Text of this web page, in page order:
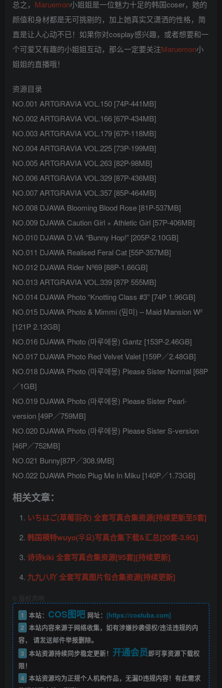
总之， Maruemon小姐姐是一位魅力十足的韩国coser，她的
颜值和身材都是无可挑剔的，加上她真实又潇洒的性格，简
直是让人心动不已！如果你对cosplay感兴趣，或者想要和一
个可爱又有趣的小姐姐互动，那么一定要关注Maruemon小
姐姐的直播哦！
资源目录
NO.001 ARTGRAVIA VOL.150 [74P-441MB]
NO.002 ARTGRAVIA VOL.166 [67P-434MB]
NO.003 ARTGRAVIA VOL.179 [67P-118MB]
NO.004 ARTGRAVIA VOL.225 [73P-199MB]
NO.005 ARTGRAVIA VOL.263 [82P-98MB]
NO.006 ARTGRAVIA VOL.329 [87P-436MB]
NO.007 ARTGRAVIA VOL.357 [85P-464MB]
NO.008 DJAWA Blooming Blood Rose [81P-537MB]
NO.009 DJAWA Caution Girl × Athletic Girl [57P-406MB]
NO.010 DJAWA D.VA “Bunny Hop!” [205P-2.10GB]
NO.011 DJAWA Realised Feral Cat [55P-357MB]
NO.012 DJAWA Rider Nº69 [88P-1.66GB]
NO.013 ARTGRAVIA VOL.339 [87P 555MB]
NO.014 DJAWA Photo “Knotting Class #3” [74P 1.96GB]
NO.015 DJAWA Photo & Mimmi (밈미) – Maid Mansion W²
[121P 2.12GB]
NO.016 DJAWA Photo (마루에몽) Gantz [153P-2.46GB]
NO.017 DJAWA Photo Red Velvet Valet [159P／2.48GB]
NO.018 DJAWA Photo (마루에몽) Please Sister Normal [68P
／1GB]
NO.019 DJAWA Photo (마루에몽) Please Sister Pearl-
version [49P／759MB]
NO.020 DJAWA Photo (마루에몽) Please Sister S-version
[46P／752MB]
NO.021 Bunny[87P／308.9MB]
NO.022 DJAWA Photo Plug Me In Miku [140P／1.73GB]
相关文章：
いちはご(草莓羽衣) 全套写真合集资源[持续更新至5套]
韩国模特wuyo(우요)写真合集下载&汇总[20套-3.9G]
诗诗kiki 全套写真合集资源[95套][持续更新]
九九八吖 全套写真图片包合集资源[持续更新]
版权声明
1
本站： COS图吧网址： [https://costuba.com]
2 本站内容来源于网络收集，如有涉嫌抄袭侵权/违法违规的内
容， 请发送邮件举报删除。
3 本站资源持续同步稳定更新！ 开通会员即可享资源下载权
限！
4 本站资源均为正规个人机构作品，无漏D违规内容！有此需求